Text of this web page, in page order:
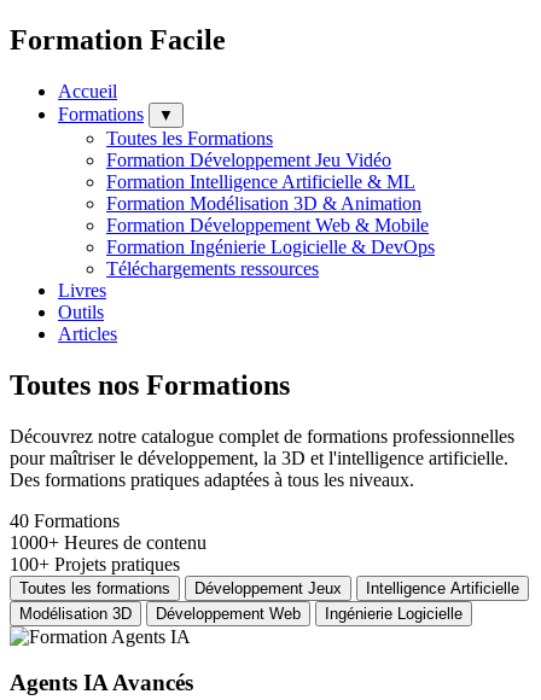
Formation Facile
Accueil
Formations
▼
Toutes les Formations
Formation Développement Jeu Vidéo
Formation Intelligence Artificielle & ML
Formation Modélisation 3D & Animation
Formation Développement Web & Mobile
Formation Ingénierie Logicielle & DevOps
Téléchargements ressources
Livres
Outils
Articles
Toutes nos Formations
Découvrez notre catalogue complet de formations professionnelles
pour maîtriser le développement, la 3D et l'intelligence artificielle.
Des formations pratiques adaptées à tous les niveaux.
40 Formations
1000+ Heures de contenu
100+ Projets pratiques
Toutes les formations Développement Jeux
Intelligence Artificielle
Modélisation 3D
Développement Web Ingénierie Logicielle
Agents IA Avancés